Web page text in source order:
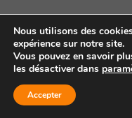
Nous utilisons des
expérience sur notre site.
Vous pouvez en savoir
les désactiver dans
Accepter